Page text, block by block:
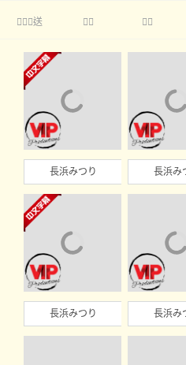
送  
長浜みつり 長浜み
長浜みつり 長浜み